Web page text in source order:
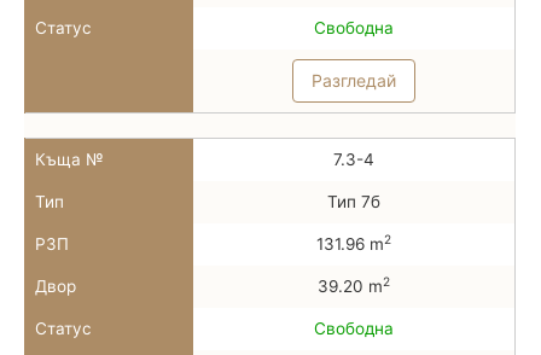
Статус Свободна
Разгледай
Къща № 7.3-4
Тип Тип 7б
РЗП 131.96 m2
Двор 39.20 m2
Статус Свободна